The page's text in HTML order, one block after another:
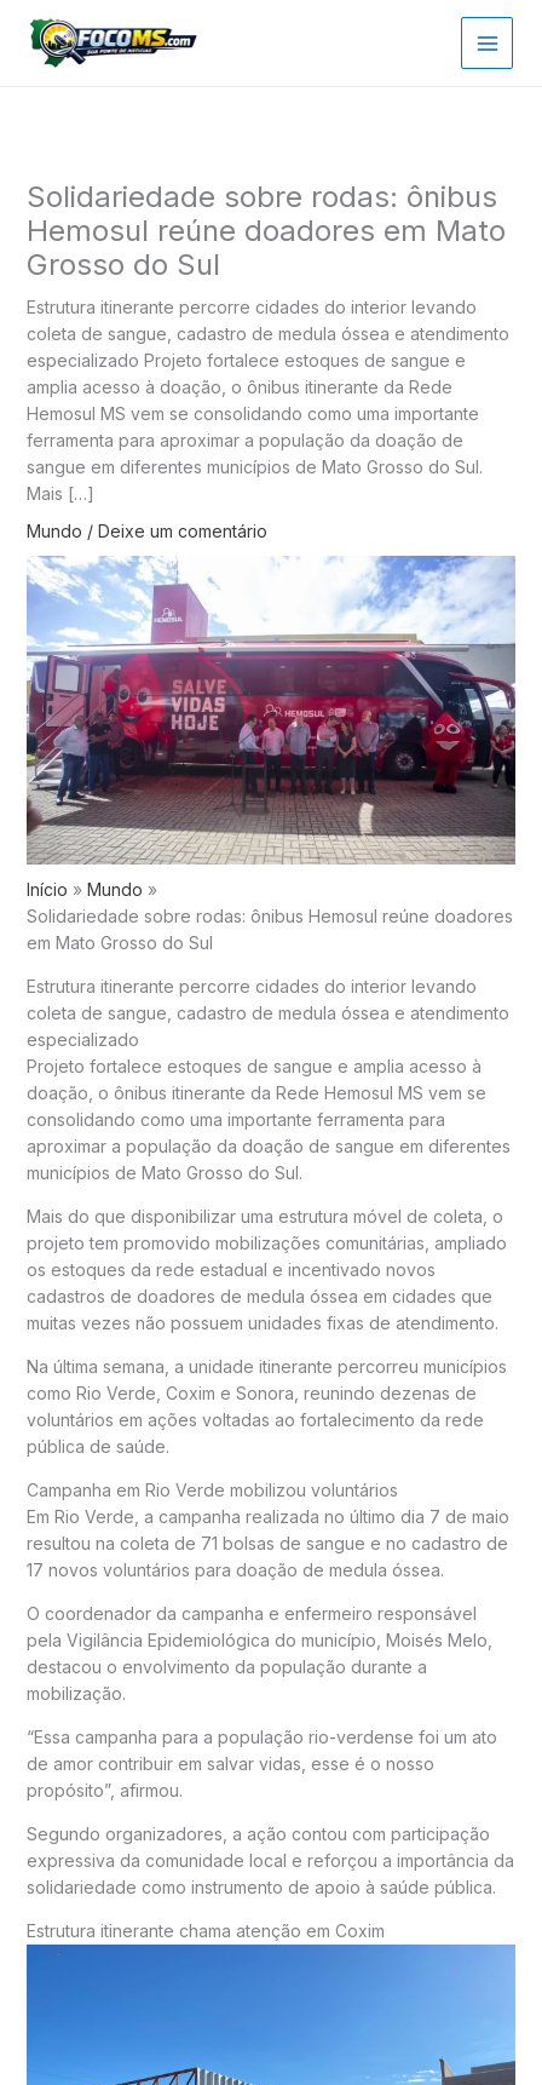
para
Solidariedade sobre rodas: ônibus
Hemosul reúne doadores em Mato
Grosso do Sul
Estrutura itinerante percorre cidades do interior levando
coleta de sangue, cadastro de medula óssea e atendimento
especializado Projeto fortalece estoques de sangue e
amplia acesso à doação, o ônibus itinerante da Rede
Hemosul MS vem se consolidando como uma importante
ferramenta para aproximar a população da doação de
sangue em diferentes municípios de Mato Grosso do Sul.
Mais […]
Mundo / Deixe um comentário
Início
Mundo
Solidariedade sobre rodas: ônibus Hemosul reúne doadores
em Mato Grosso do Sul
Estrutura itinerante percorre cidades do interior levando
coleta de sangue, cadastro de medula óssea e atendimento
especializado
Projeto fortalece estoques de sangue e amplia acesso à
doação, o ônibus itinerante da Rede Hemosul MS vem se
consolidando como uma importante ferramenta para
aproximar a população da doação de sangue em diferentes
municípios de Mato Grosso do Sul.
Mais do que disponibilizar uma estrutura móvel de coleta, o
projeto tem promovido mobilizações comunitárias, ampliado
os estoques da rede estadual e incentivado novos
cadastros de doadores de medula óssea em cidades que
muitas vezes não possuem unidades fixas de atendimento.
Na última semana, a unidade itinerante percorreu municípios
como Rio Verde Coxim e Sonora , reunindo dezenas de
voluntários em ações voltadas ao fortalecimento da rede
pública de saúde.
Campanha em Rio Verde mobilizou voluntários
Em Rio Verde, a campanha realizada no último dia 7 de maio
resultou na coleta de 71 bolsas de sangue e no cadastro de
17 novos voluntários para doação de medula óssea.
O coordenador da campanha e enfermeiro responsável
pela Vigilância Epidemiológica do município, Moisés Melo
destacou o envolvimento da população durante a
mobilização.
“Essa campanha para a população rio-verdense foi um ato
de amor contribuir em salvar vidas, esse é o nosso
propósito”, afirmou.
Segundo organizadores, a ação contou com participação
expressiva da comunidade local e reforçou a importância da
solidariedade como instrumento de apoio à saúde pública.
Estrutura itinerante chama atenção em Coxim